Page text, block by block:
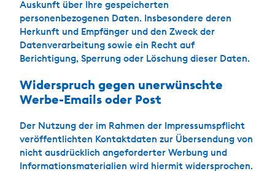
Auskunft über Ihre gespeicherten
personenbezogenen Daten. Insbesondere deren
Herkunft und Empfänger und den Zweck der
Datenverarbeitung sowie ein Recht auf
Berichtigung, Sperrung oder Löschung dieser Daten.
Widerspruch gegen unerwünschte
Werbe-Emails oder Post
Der Nutzung der im Rahmen der Impressumspflicht
veröffentlichten Kontaktdaten zur Übersendung von
nicht ausdrücklich angeforderter Werbung und
Informationsmaterialien wird hiermit widersprochen.